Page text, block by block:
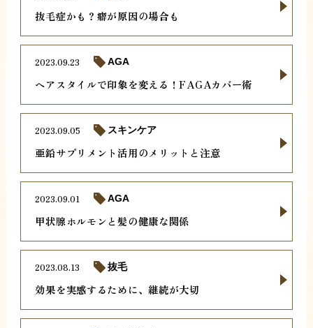
抜毛症かも？癖が原因の場合も
ヘアスタイルで印象を変える！FAGAカバー術
2023.09.23 AGA
亜鉛サプリメント活用のメリットと注意
2023.09.05 スキンケア
甲状腺ホルモンと髪の健康な関係
2023.09.01 AGA
効果を実感するために、継続が大切
2023.08.13 抜毛